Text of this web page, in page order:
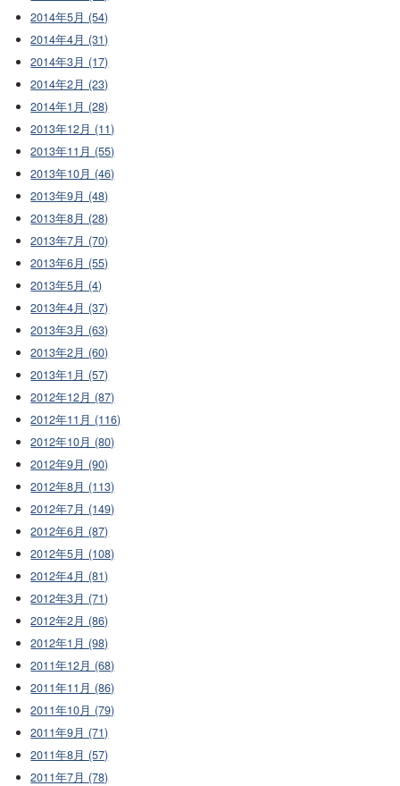
2014年5月 (54)
2014年4月 (31)
2014年3月 (17)
2014年2月 (23)
2014年1月 (28)
2013年12月 (11)
2013年11月 (55)
2013年10月 (46)
2013年9月 (48)
2013年8月 (28)
2013年7月 (70)
2013年6月 (55)
2013年5月 (4)
2013年4月 (37)
2013年3月 (63)
2013年2月 (60)
2013年1月 (57)
2012年12月 (87)
2012年11月 (116)
2012年10月 (80)
2012年9月 (90)
2012年8月 (113)
2012年7月 (149)
2012年6月 (87)
2012年5月 (108)
2012年4月 (81)
2012年3月 (71)
2012年2月 (86)
2012年1月 (98)
2011年12月 (68)
2011年11月 (86)
2011年10月 (79)
2011年9月 (71)
2011年8月 (57)
2011年7月 (78)